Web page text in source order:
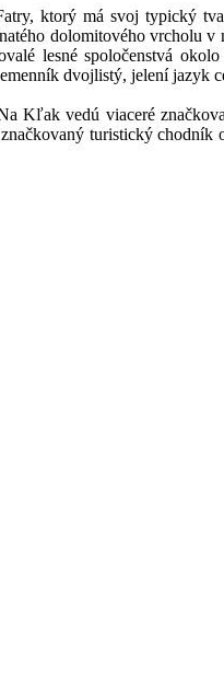
ktorý má svoj typický
dolomitového vrcholu v
lesné spoločenstvá
dvojlistý, jelení jazyk
Kľak vedú viaceré
turistický chodník